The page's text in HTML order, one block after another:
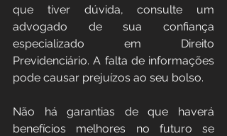
que tiver dúvida, consulte um
advogado de sua confiança
especializado em Direito
Previdenciário. A falta de informações
pode causar prejuízos ao seu bolso.
Não há garantias de que haverá
benefícios melhores no futuro se